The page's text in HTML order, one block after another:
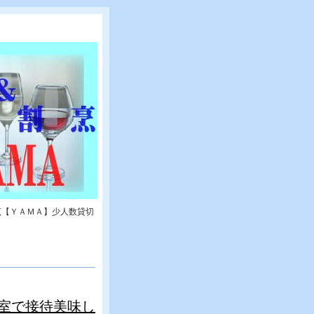
ＹＡＭＡ】少人数貸切
で接待美味し